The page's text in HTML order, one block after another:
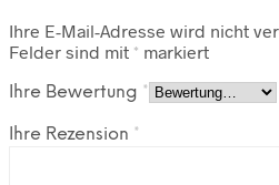
Ihre E-Mail-Adresse wird nicht
Felder sind mit * markiert
Ihre Bewertung *
Ihre Rezension *